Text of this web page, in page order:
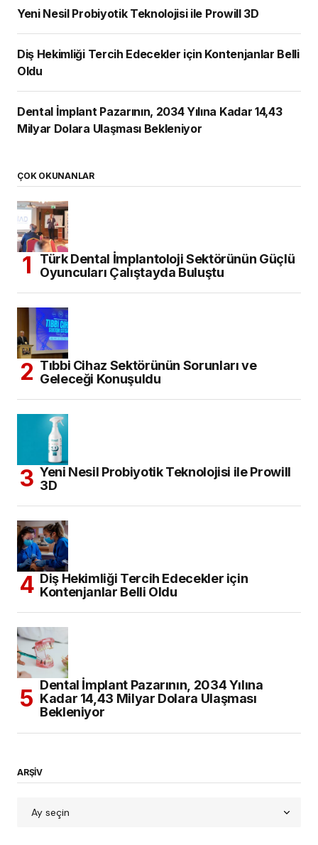
Yeni Nesil Probiyotik Teknolojisi ile Prowill 3D
Diş Hekimliği Tercih Edecekler için Kontenjanlar Belli
Oldu
Dental İmplant Pazarının, 2034 Yılına Kadar 14,43
Milyar Dolara Ulaşması Bekleniyor
ÇOK OKUNANLAR
Türk Dental İmplantoloji Sektörünün Güçlü
Oyuncuları Çalıştayda Buluştu
Tıbbi Cihaz Sektörünün Sorunları ve
Geleceği Konuşuldu
Yeni Nesil Probiyotik Teknolojisi ile Prowill
3D
Diş Hekimliği Tercih Edecekler için
Kontenjanlar Belli Oldu
Dental İmplant Pazarının, 2034 Yılına
Kadar 14,43 Milyar Dolara Ulaşması
Bekleniyor
ARŞİV